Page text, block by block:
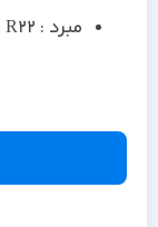
مبرد : R22 یا R407C